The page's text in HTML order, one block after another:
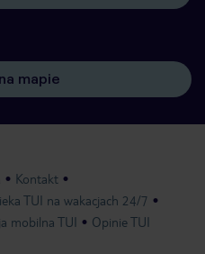
mapie
Kontakt
TUI na wakacjach 24/7
mobilna TUI Opinie TUI